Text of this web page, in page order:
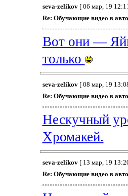
seva-zelikov[ 06 мар, 19
Re: Обучающие видео в
Вот они —
только
seva-zelikov[ 08 мар, 19
Re: Обучающие видео в
Нескучный
Хромакей.
seva-zelikov[ 13 мар, 19
Re: Обучающие видео в